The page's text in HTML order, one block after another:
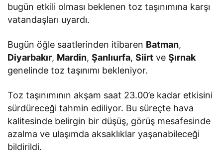
bugün etkili olması beklenen toz taşınımına karşı
vatandaşları uyardı.
Bugün öğle saatlerinden itibaren Batman,
Diyarbakır, Mardin,Şanlıurfa,Siirt veŞırnak
genelinde toz taşınımı bekleniyor.
Toz taşınımının akşam saat 23.00’e kadar etkisini
sürdüreceği tahmin ediliyor. Bu süreçte hava
kalitesinde belirgin bir düşüş, görüş mesafesinde
azalma ve ulaşımda aksaklıklar yaşanabileceği
bildirildi.